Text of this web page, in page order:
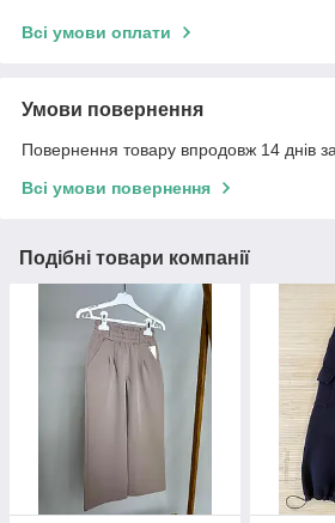
Всі умови оплати
Умови повернення
Повернення товару впродовж 14 днів
Всі умови повернення
Подібні товари компанії